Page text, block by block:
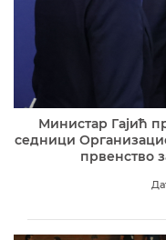
Министар Гајић
седници
првенство